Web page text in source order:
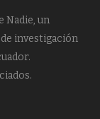
Nadie, un
investigación